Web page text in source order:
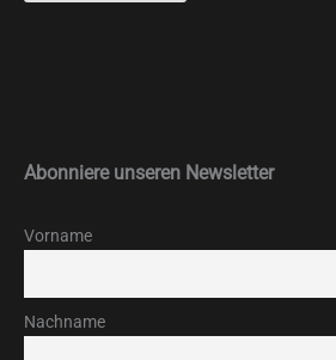
Abonniere unseren Newsletter
Vorname
Nachname